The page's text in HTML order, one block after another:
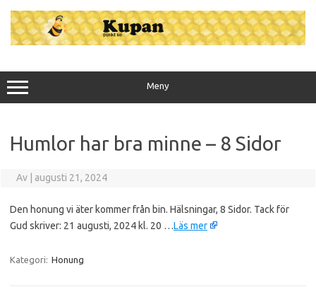
innehåll
Meny
Humlor har bra minne – 8 Sidor
Av augusti 21, 2024
Den honung vi äter kommer från bin. Hälsningar, 8 Sidor. Tack för
Gud skriver: 21 augusti, 2024 kl. 20 …Läs mer
Kategori: Honung